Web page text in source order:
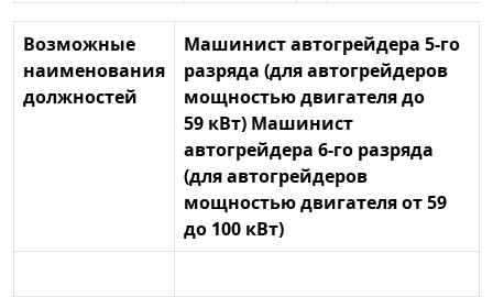
Возможные
наименования
должностей
Машинист автогрейдера 5-го
разряда (для автогрейдеров
мощностью двигателя до
59 кВт) Машинист
автогрейдера 6-го разряда
(для автогрейдеров
мощностью двигателя от 59
до 100 кВт)